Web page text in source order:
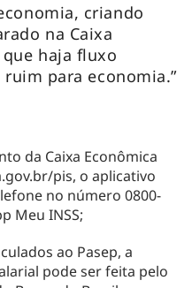
criando
na Caixa
haja fluxo
para economia.”
da Caixa Econômica
pis, o aplicativo
no número 0800-
Meu INSS;
ao Pasep, a
pode ser feita pelo